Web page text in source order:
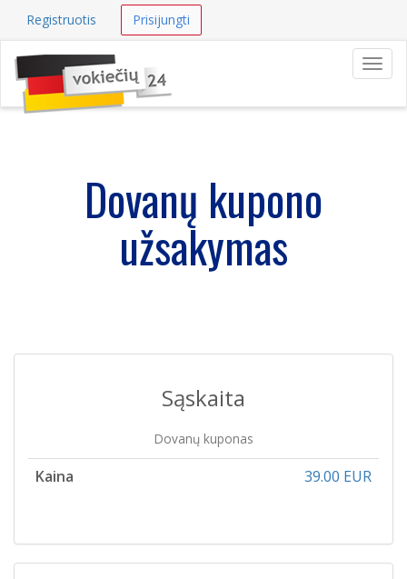
Registruotis Prisijungti
Dovanų kupono
užsakymas
Sąskaita
Dovanų kuponas
Kaina 39.00 EUR